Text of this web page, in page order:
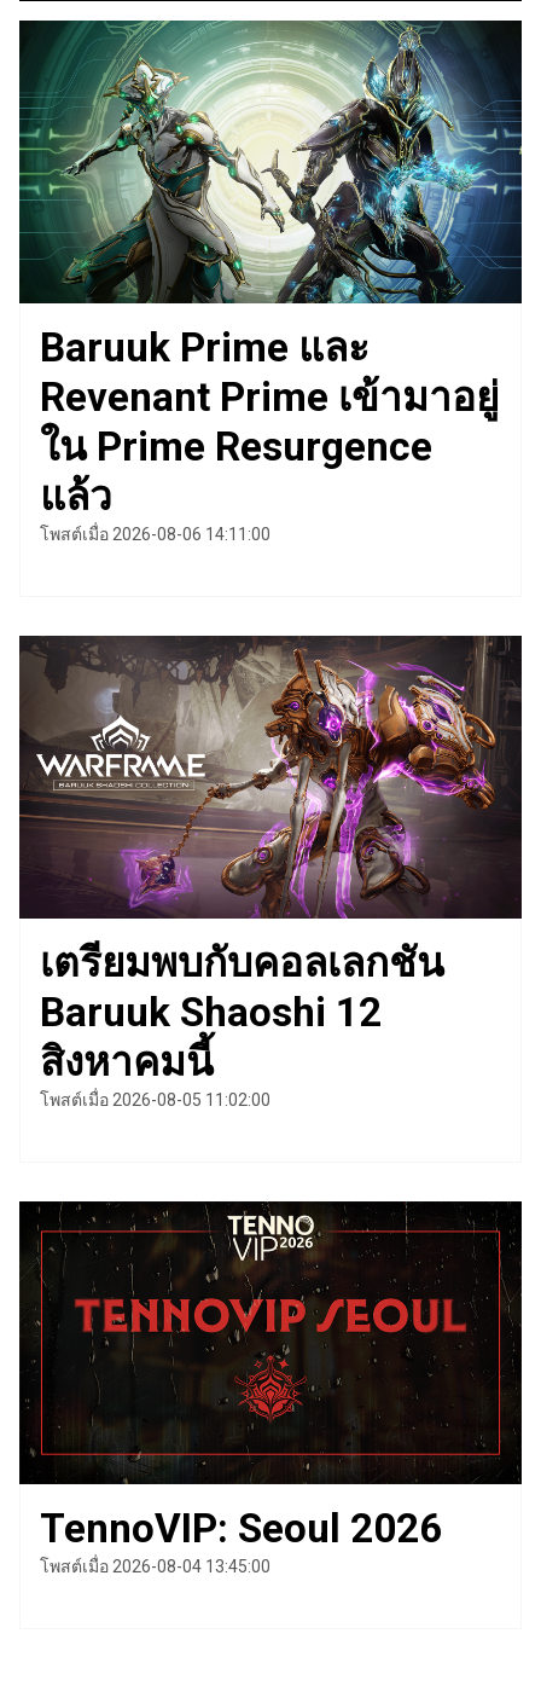
Baruuk Prime และ
Revenant Prime เข้ามาอยู่
ใน Prime Resurgence
แล้ว
โพสต์เมื่อ 2026-08-06 14:11:00
เตรียมพบกับคอลเลกชัน
Baruuk Shaoshi 12
สิงหาคมนี้
โพสต์เมื่อ 2026-08-05 11:02:00
TennoVIP: Seoul 2026
โพสต์เมื่อ 2026-08-04 13:45:00